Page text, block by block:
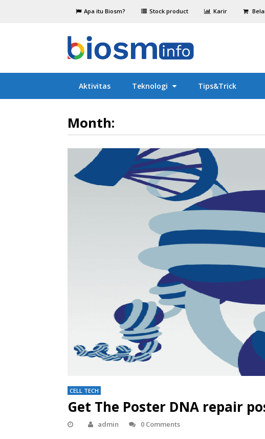
Apa itu Biosm? Stock product Karir
Aktivitas Teknologi Tips&Trick
Month:
CELL TECH
Get The Poster DNA repair
admin 0 Comments